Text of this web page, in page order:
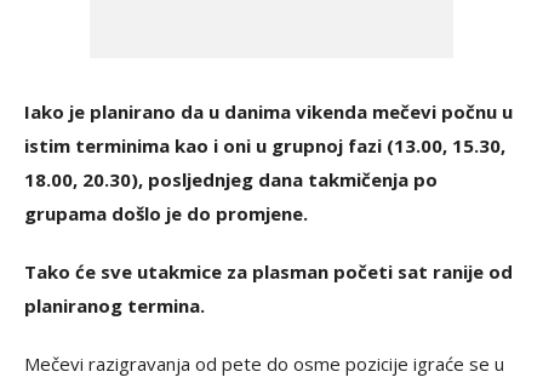
Iako je planirano da u danima vikenda mečevi počnu u
istim terminima kao i oni u grupnoj fazi (13.00, 15.30,
18.00, 20.30), posljednjeg dana takmičenja po
grupama došlo je do promjene.
Tako će sve utakmice za plasman početi sat ranije od
planiranog termina.
Mečevi razigravanja od pete do osme pozicije igraće se u